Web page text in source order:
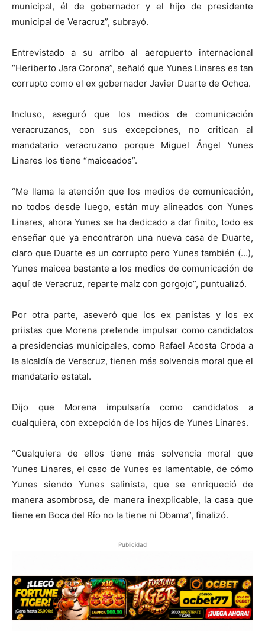
municipal, él de gobernador y el hijo de presidente
municipal de Veracruz”, subrayó.
Entrevistado a su arribo al aeropuerto internacional
“Heriberto Jara Corona”, señaló que Yunes Linares es tan
corrupto como el ex gobernador Javier Duarte de Ochoa.
Incluso, aseguró que los medios de comunicación
veracruzanos, con sus excepciones, no critican al
mandatario veracruzano porque Miguel Ángel Yunes
Linares los tiene “maiceados”.
“Me llama la atención que los medios de comunicación,
no todos desde luego, están muy alineados con Yunes
Linares, ahora Yunes se ha dedicado a dar finito, todo es
enseñar que ya encontraron una nueva casa de Duarte,
claro que Duarte es un corrupto pero Yunes también (…),
Yunes maicea bastante a los medios de comunicación de
aquí de Veracruz, reparte maíz con gorgojo”, puntualizó.
Por otra parte, aseveró que los ex panistas y los ex
priistas que Morena pretende impulsar como candidatos
a presidencias municipales, como Rafael Acosta Croda a
la alcaldía de Veracruz, tienen más solvencia moral que el
mandatario estatal.
Dijo que Morena impulsaría como candidatos a
cualquiera, con excepción de los hijos de Yunes Linares.
“Cualquiera de ellos tiene más solvencia moral que
Yunes Linares, el caso de Yunes es lamentable, de cómo
Yunes siendo Yunes salinista, que se enriqueció de
manera asombrosa, de manera inexplicable, la casa que
tiene en Boca del Río no la tiene ni Obama”, finalizó.
Publicidad